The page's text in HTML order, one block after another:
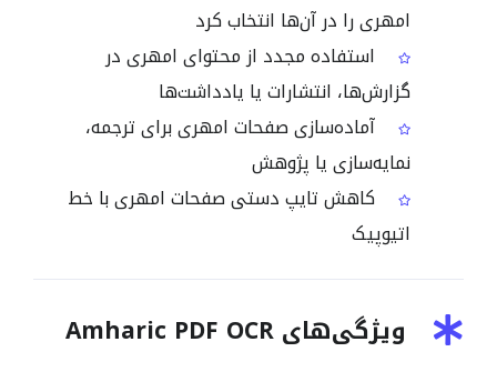
امهری را در آن‌ها انتخاب کرد
استفاده مجدد از محتوای امهری در
گزارش‌ها، انتشارات یا یادداشت‌ها
آماده‌سازی صفحات امهری برای ترجمه،
نمایه‌سازی یا پژوهش
کاهش تایپ دستی صفحات امهری با خط
اتیوپیک
ویژگی‌های Amharic PDF OCR